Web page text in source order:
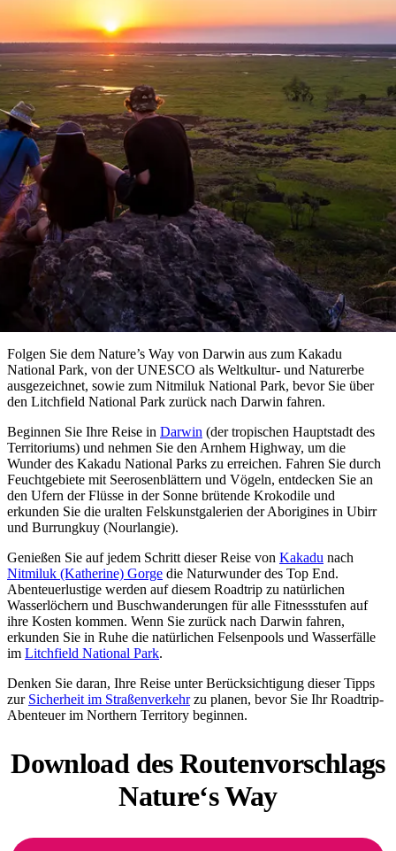
Die
beliebtesten
Orte
Outback
und
outdoor
Nach
Region
erkunden
Tiwi-
Inseln
Arnhem
Land
Mataranka
Nitmiluk-
Nationalpark
Karlu
Karlu
/
Devils
Marbles
Maguk
Tjorita
West-
MacDonnell-
Nationalpark
Aktivitäten
Erlebnisse
Reisetyp
Top
10
Listen
Gaumenfreuden
und
Erbe
Festivals
und
Veranstaltungen
Angeln
Reiseplanung
Planen
&
Buchen
Praktische
Infos
Planungstools
Suche:
up
Roadtrip
Nature’s Way
Darwin – Kakadu – Katherine (via Litchfield)
Zu meiner Reise hinzufügen
Folgen Sie dem Nature’s Way von Darwin aus zum Kakadu
National Park, von der UNESCO als Weltkultur- und Naturerbe
ausgezeichnet, sowie zum Nitmiluk National Park, bevor Sie über
den Litchfield National Park zurück nach Darwin fahren.
Beginnen Sie Ihre Reise in Darwin (der tropischen Hauptstadt des
Territoriums) und nehmen Sie den Arnhem Highway, um die
Wunder des Kakadu National Parks zu erreichen. Fahren Sie durch
Feuchtgebiete mit Seerosenblättern und Vögeln, entdecken Sie an
den Ufern der Flüsse in der Sonne brütende Krokodile und
erkunden Sie die uralten Felskunstgalerien der Aborigines in Ubirr
und Burrungkuy (Nourlangie).
Genießen Sie auf jedem Schritt dieser Reise von Kakadu nach
Nitmiluk (Katherine) Gorge die Naturwunder des Top End.
Abenteuerlustige werden auf diesem Roadtrip zu natürlichen
Wasserlöchern und Buschwanderungen für alle Fitnessstufen auf
ihre Kosten kommen. Wenn Sie zurück nach Darwin fahren,
erkunden Sie in Ruhe die natürlichen Felsenpools und Wasserfälle
im Litchfield National Park.
Denken Sie daran, Ihre Reise unter Berücksichtigung dieser Tipps
zur Sicherheit im Straßenverkehrzu planen, bevor Sie Ihr Roadtrip-
Abenteuer im Northern Territory beginnen.
Download desRoutenvorschlags
Nature‘s Way